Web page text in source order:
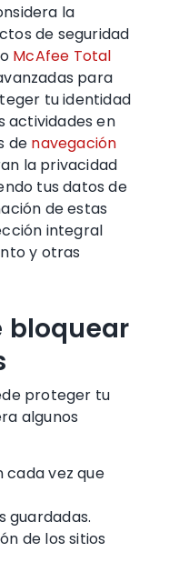
la
de seguridad
McAfee Total
para
tu identidad
actividades en
de navegación
la privacidad
tus datos de
de estas
integral
y otras
bloquear
proteger tu
algunos
cada vez que
guardadas.
de los sitios